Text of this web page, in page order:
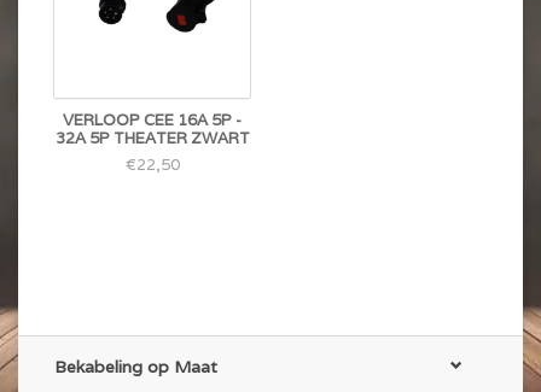
VERLOOP CEE 16A 5P -
32A 5P THEATER ZWART
€22,50
Bekabeling op Maat